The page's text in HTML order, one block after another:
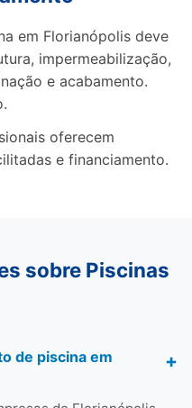
em Florianópolis deve
impermeabilização,
e acabamento.
oferecem
e financiamento.
sobre Piscinas
de piscina em